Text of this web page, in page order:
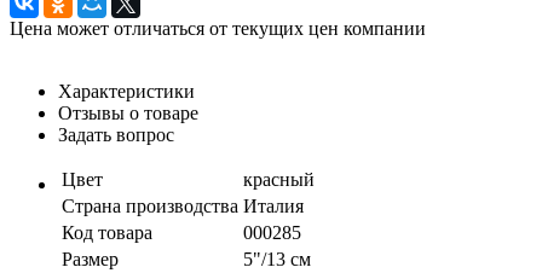
Цена может отличаться от текущих цен компании
Характеристики
Отзывы о товаре
Задать вопрос
Цвет
красный
Страна производства Италия
Код товара
000285
Размер
5"/13 см